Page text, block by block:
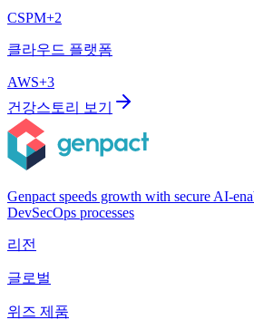
CSPM+2
클라우드 플랫폼
AWS+3
건강스토리 보기
Genpact speeds growth with secure AI-
DevSecOps processes
리전
글로벌
위즈 제품